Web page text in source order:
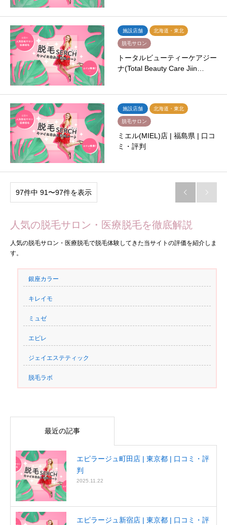
施設店舗 北海道・東北
脱毛サロン
トータルビューティーケアジー
ナ(Total Beauty Care Jiin…
施設店舗 北海道・東北
脱毛サロン
ミエル(MIEL)店 | 福島県 | 口コ
ミ・評判
97件中 91〜97件を表示  
人気の脱毛サロン・医療脱毛を徹底解説
人気の脱毛サロン・医療脱毛で脱毛体験してきた当サイトの評価を紹介しま
す。
銀座カラー
キレイモ
ミュゼ
エピレ
ジェイエステティック
脱毛ラボ
最近の記事
エピラージュ町田店 | 東京都 | 口コミ・評
判
2025.11.22
エピラージュ新宿店 | 東京都 | 口コミ・評